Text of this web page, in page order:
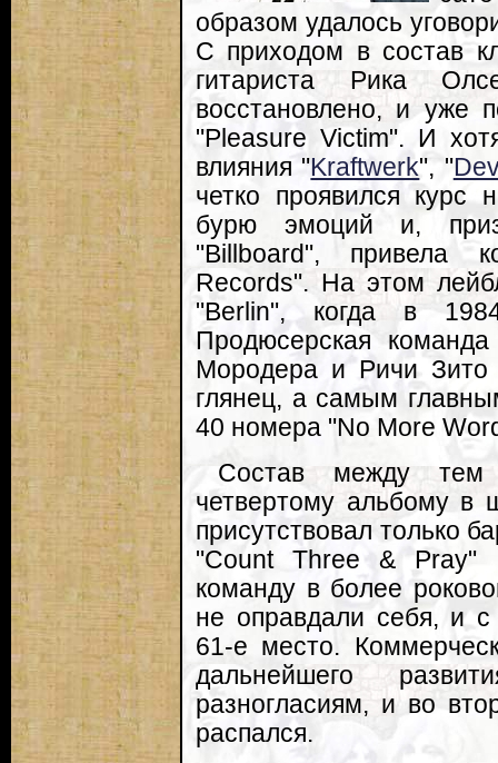
образом удалось
С приходом в состав
гитариста Рика
восстановлено, и уже
"Pleasure Victim". И
влияния "Kraftwerk", "
четко проявился курс
бурю эмоций и,
"Billboard", привела
Records". На этом
"Berlin", когда в
Продюсерская
Мородера и Ричи Зито
глянец, а самым
40 номера "No More
Состав между тем
четвертому альбому
присутствовал только
"Count Three & Pray"
команду в более
не оправдали себя, и
61-е место.
дальнейшего
разногласиям, и во
распался.